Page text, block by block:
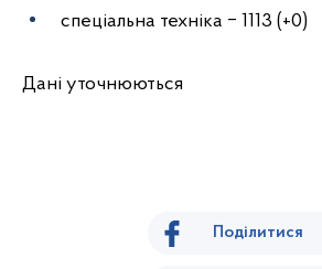
спеціальна техніка ‒ 1113 (+0)
Дані уточнюються
Поділитися